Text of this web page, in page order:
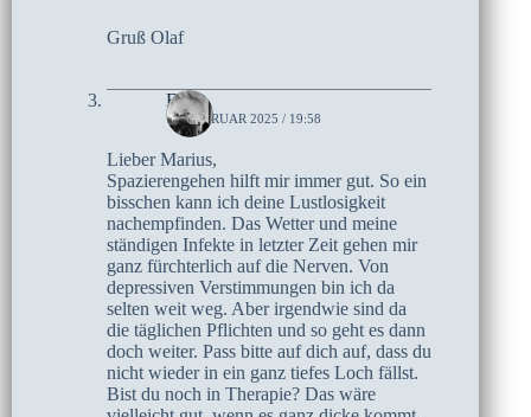
Gruß Olaf
Elke
12. FEBRUAR 2025 / 19:58
Lieber Marius,
Spazierengehen hilft mir immer gut. So ein
bisschen kann ich deine Lustlosigkeit
nachempfinden. Das Wetter und meine
ständigen Infekte in letzter Zeit gehen mir
ganz fürchterlich auf die Nerven. Von
depressiven Verstimmungen bin ich da
selten weit weg. Aber irgendwie sind da
die täglichen Pflichten und so geht es dann
doch weiter. Pass bitte auf dich auf, dass du
nicht wieder in ein ganz tiefes Loch fällst.
Bist du noch in Therapie? Das wäre